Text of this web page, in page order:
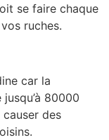
se faire chaque
ruches.
car la
80000
des